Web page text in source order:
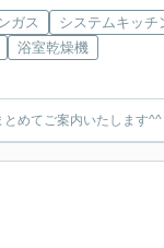
ガス
システムキッチ
浴室乾燥機
めてご案内いたします^^